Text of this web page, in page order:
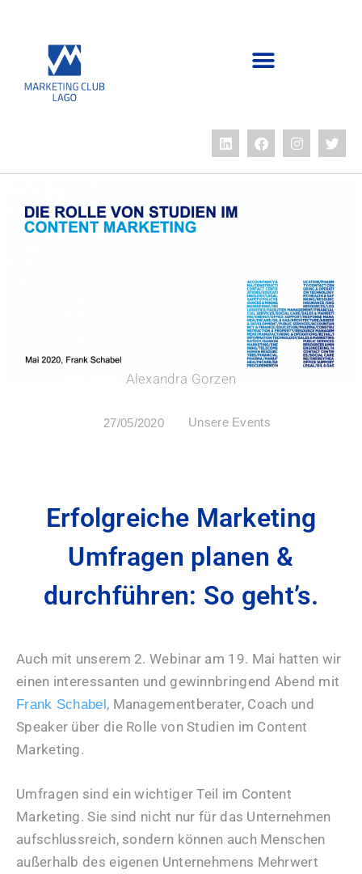
Alexandra Gorzen
27/05/2020 Unsere Events
Erfolgreiche Marketing
Umfragen planen &
durchführen: So geht’s.
Auch mit unserem 2. Webinar am 19. Mai hatten wir
einen interessanten und gewinnbringend Abend mit
Frank Schabel, Managementberater, Coach und
Speaker über die Rolle von Studien im Content
Marketing.
Umfragen sind ein wichtiger Teil im Content
Marketing. Sie sind nicht nur für das Unternehmen
aufschlussreich, sondern können auch Menschen
außerhalb des eigenen Unternehmens Mehrwert